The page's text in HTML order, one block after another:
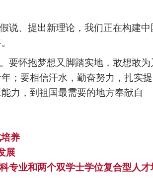
说、提出新理论，我们正在构建中
要怀抱梦想又脚踏实地，敢想敢为
；要相信汗水，勤奋努力，扎实提
力，到祖国最需要的地方奉献自
养
展
专业和两个双学士学位复合型人才